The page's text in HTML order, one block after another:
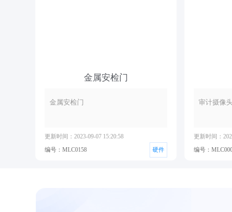
金属安检门
金属安检门
更新时间：2023-09-07 15:20:58
编号：MLC0158
硬件
审计摄像
更新时间：
编号：